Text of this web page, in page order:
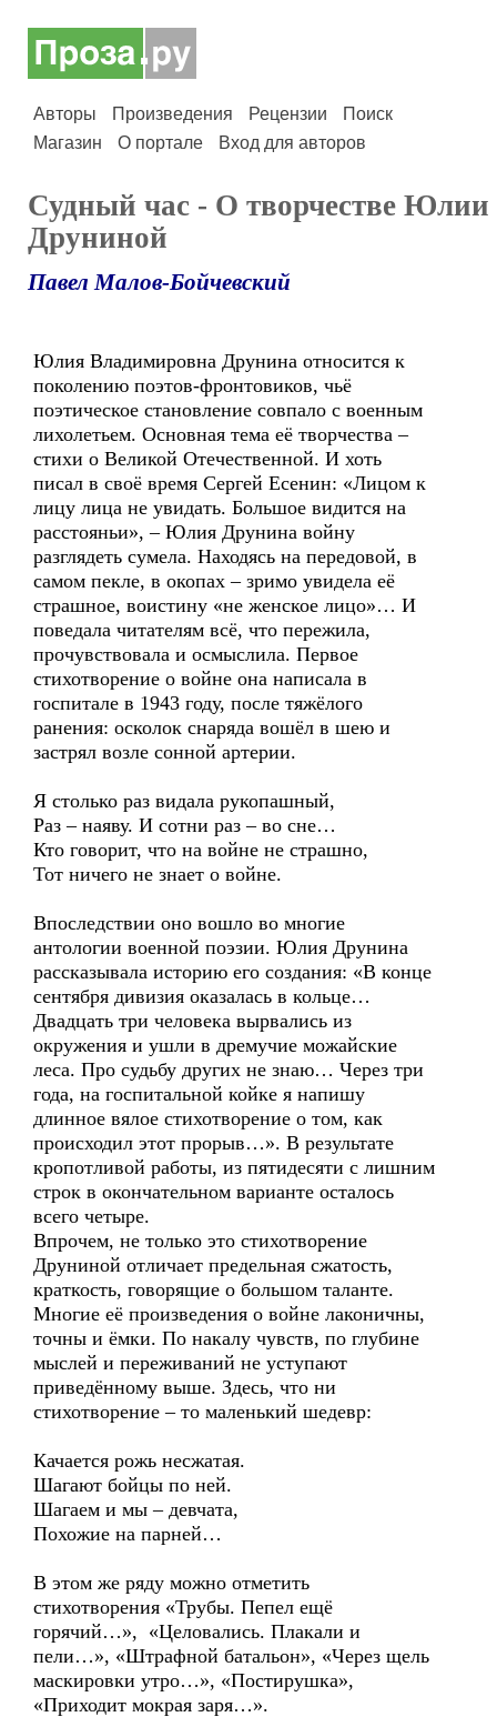
Авторы Произведения Рецензии
Поиск
Магазин
О портале Вход для авторов
Судный час - О творчестве Юлии
Друниной
Павел Малов-Бойчевский
Юлия Владимировна Друнина относится к
поколению поэтов-фронтовиков, чьё
поэтическое становление совпало с военным
лихолетьем. Основная тема её творчества –
стихи о Великой Отечественной. И хоть
писал в своё время Сергей Есенин: «Лицом к
лицу лица не увидать. Большое видится на
расстояньи», – Юлия Друнина войну
разглядеть сумела. Находясь на передовой, в
самом пекле, в окопах – зримо увидела её
страшное, воистину «не женское лицо»… И
поведала читателям всё, что пережила,
прочувствовала и осмыслила. Первое
стихотворение о войне она написала в
госпитале в 1943 году, после тяжёлого
ранения: осколок снаряда вошёл в шею и
застрял возле сонной артерии.
Я столько раз видала рукопашный,
Раз – наяву. И сотни раз – во сне…
Кто говорит, что на войне не страшно,
Тот ничего не знает о войне.
Впоследствии оно вошло во многие
антологии военной поэзии. Юлия Друнина
рассказывала историю его создания: «В конце
сентября дивизия оказалась в кольце…
Двадцать три человека вырвались из
окружения и ушли в дремучие можайские
леса. Про судьбу других не знаю… Через три
года, на госпитальной койке я напишу
длинное вялое стихотворение о том, как
происходил этот прорыв…». В результате
кропотливой работы, из пятидесяти с лишним
строк в окончательном варианте осталось
всего четыре.
Впрочем, не только это стихотворение
Друниной отличает предельная сжатость,
краткость, говорящие о большом таланте.
Многие её произведения о войне лаконичны,
точны и ёмки. По накалу чувств, по глубине
мыслей и переживаний не уступают
приведённому выше. Здесь, что ни
стихотворение – то маленький шедевр:
Качается рожь несжатая.
Шагают бойцы по ней.
Шагаем и мы – девчата,
Похожие на парней…
В этом же ряду можно отметить
стихотворения «Трубы. Пепел ещё
горячий…», «Целовались. Плакали и
пели…», «Штрафной батальон», «Через щель
маскировки утро…», «Постирушка»,
«Приходит мокрая заря…».